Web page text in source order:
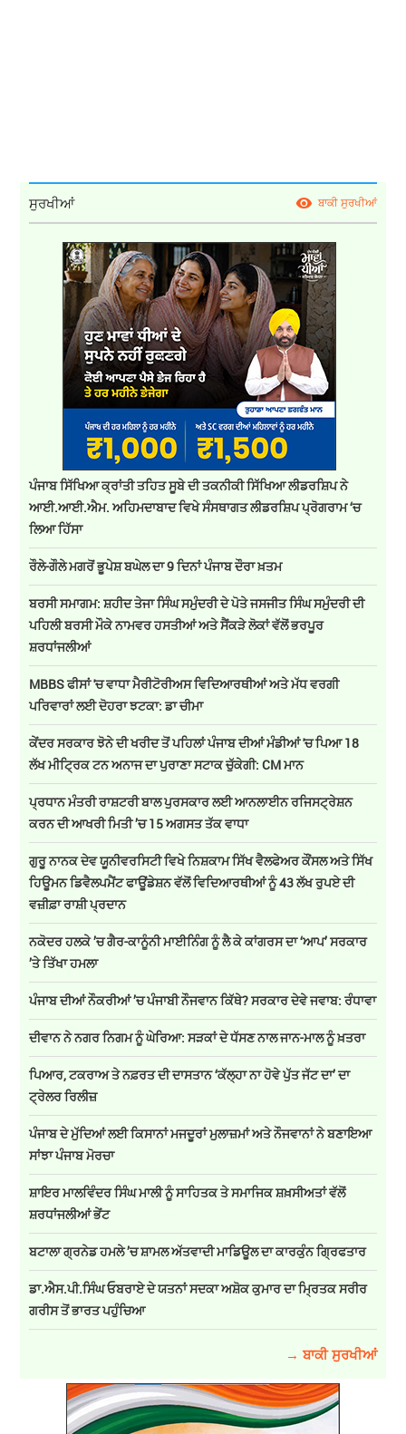
ਸੁਰਖੀਆਂ ਬਾਕੀ ਸੁਰਖੀਆਂ
ਪੰਜਾਬ ਸਿੱਖਿਆ ਕ੍ਰਾਂਤੀ ਤਹਿਤ ਸੂਬੇ ਦੀ ਤਕਨੀਕੀ ਸਿੱਖਿਆ ਲੀਡਰਸ਼ਿਪ ਨੇ
ਆਈ.ਆਈ.ਐਮ. ਅਹਿਮਦਾਬਾਦ ਵਿਖੇ ਸੰਸਥਾਗਤ ਲੀਡਰਸ਼ਿਪ ਪ੍ਰੋਗਰਾਮ ‘ਚ
ਲਿਆ ਹਿੱਸਾ
ਰੌਲੇ-ਗੌਲੇ ਮਗਰੋਂ ਭੂਪੇਸ਼ ਬਘੇਲ ਦਾ 9 ਦਿਨਾਂ ਪੰਜਾਬ ਦੌਰਾ ਖ਼ਤਮ
ਬਰਸੀ ਸਮਾਗਮ: ਸ਼ਹੀਦ ਤੇਜਾ ਸਿੰਘ ਸਮੁੰਦਰੀ ਦੇ ਪੋਤੇ ਜਸਜੀਤ ਸਿੰਘ ਸਮੁੰਦਰੀ ਦੀ
ਪਹਿਲੀ ਬਰਸੀ ਮੌਕੇ ਨਾਮਵਰ ਹਸਤੀਆਂ ਅਤੇ ਸੈਂਕੜੇ ਲੋਕਾਂ ਵੱਲੋਂ ਭਰਪੂਰ
ਸ਼ਰਧਾਂਜਲੀਆਂ
MBBS ਫੀਸਾਂ 'ਚ ਵਾਧਾ ਮੈਰੀਟੋਰੀਅਸ ਵਿਦਿਆਰਥੀਆਂ ਅਤੇ ਮੱਧ ਵਰਗੀ
ਪਰਿਵਾਰਾਂ ਲਈ ਦੋਹਰਾ ਝਟਕਾ: ਡਾ ਚੀਮਾ
ਕੇਂਦਰ ਸਰਕਾਰ ਝੋਨੇ ਦੀ ਖਰੀਦ ਤੋਂ ਪਹਿਲਾਂ ਪੰਜਾਬ ਦੀਆਂ ਮੰਡੀਆਂ 'ਚ ਪਿਆ 18
ਲੱਖ ਮੀਟ੍ਰਿਕ ਟਨ ਅਨਾਜ ਦਾ ਪੁਰਾਣਾ ਸਟਾਕ ਚੁੱਕੇਗੀ: CM ਮਾਨ
ਪ੍ਰਧਾਨ ਮੰਤਰੀ ਰਾਸ਼ਟਰੀ ਬਾਲ ਪੁਰਸਕਾਰ ਲਈ ਆਨਲਾਈਨ ਰਜਿਸਟ੍ਰੇਸ਼ਨ
ਕਰਨ ਦੀ ਆਖਰੀ ਮਿਤੀ ’ਚ 15 ਅਗਸਤ ਤੱਕ ਵਾਧਾ
ਗੁਰੂ ਨਾਨਕ ਦੇਵ ਯੂਨੀਵਰਸਿਟੀ ਵਿਖੇ ਨਿਸ਼ਕਾਮ ਸਿੱਖ ਵੈਲਫੇਅਰ ਕੌਂਸਲ ਅਤੇ ਸਿੱਖ
ਹਿਊਮਨ ਡਿਵੈਲਪਮੈਂਟ ਫਾਊਂਡੇਸ਼ਨ ਵੱਲੋਂ ਵਿਦਿਆਰਥੀਆਂ ਨੂੰ 43 ਲੱਖ ਰੁਪਏ ਦੀ
ਵਜ਼ੀਫ਼ਾ ਰਾਸ਼ੀ ਪ੍ਰਦਾਨ
ਨਕੋਦਰ ਹਲਕੇ ’ਚ ਗੈਰ-ਕਾਨੂੰਨੀ ਮਾਈਨਿੰਗ ਨੂੰ ਲੈ ਕੇ ਕਾਂਗਰਸ ਦਾ ‘ਆਪ’ ਸਰਕਾਰ
’ਤੇ ਤਿੱਖਾ ਹਮਲਾ
ਪੰਜਾਬ ਦੀਆਂ ਨੌਕਰੀਆਂ ’ਚ ਪੰਜਾਬੀ ਨੌਜਵਾਨ ਕਿੱਥੇ? ਸਰਕਾਰ ਦੇਵੇ ਜਵਾਬ: ਰੰਧਾਵਾ
ਦੀਵਾਨ ਨੇ ਨਗਰ ਨਿਗਮ ਨੂੰ ਘੇਰਿਆ: ਸੜਕਾਂ ਦੇ ਧੱਸਣ ਨਾਲ ਜਾਨ-ਮਾਲ ਨੂੰ ਖ਼ਤਰਾ
ਪਿਆਰ, ਟਕਰਾਅ ਤੇ ਨਫ਼ਰਤ ਦੀ ਦਾਸਤਾਨ ‘ਕੱਲ੍ਹਾ ਨਾ ਹੋਵੇ ਪੁੱਤ ਜੱਟ ਦਾ’ ਦਾ
ਟ੍ਰੇਲਰ ਰਿਲੀਜ਼
ਪੰਜਾਬ ਦੇ ਮੁੱਦਿਆਂ ਲਈ ਕਿਸਾਨਾਂ ਮਜਦੂਰਾਂ ਮੁਲਾਜ਼ਮਾਂ ਅਤੇ ਨੌਜਵਾਨਾਂ ਨੇ ਬਣਾਇਆ
ਸਾਂਝਾ ਪੰਜਾਬ ਮੋਰਚਾ
ਸ਼ਾਇਰ ਮਾਲਵਿੰਦਰ ਸਿੰਘ ਮਾਲੀ ਨੂੰ ਸਾਹਿਤਕ ਤੇ ਸਮਾਜਿਕ ਸ਼ਖ਼ਸੀਅਤਾਂ ਵੱਲੋਂ
ਸ਼ਰਧਾਂਜਲੀਆਂ ਭੇਂਟ
ਬਟਾਲਾ ਗ੍ਰਨੇਡ ਹਮਲੇ ’ਚ ਸ਼ਾਮਲ ਅੱਤਵਾਦੀ ਮਾਡਿਊਲ ਦਾ ਕਾਰਕੁੰਨ ਗ੍ਰਿਫਤਾਰ
ਡਾ.ਐਸ.ਪੀ.ਸਿੰਘ ਓਬਰਾਏ ਦੇ ਯਤਨਾਂ ਸਦਕਾ ਅਸ਼ੋਕ ਕੁਮਾਰ ਦਾ ਮ੍ਰਿਤਕ ਸਰੀਰ
ਗਰੀਸ ਤੋਂ ਭਾਰਤ ਪਹੁੰਚਿਆ
→ ਬਾਕੀ ਸੁਰਖੀਆਂ